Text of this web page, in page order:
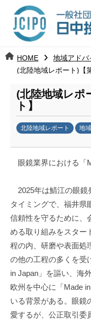
ツ 日
中
投
資
促
進
機
構
j
HOME 地域アドバ
(北陸地域レポート)【
(北陸地域レポ
ト】
北陸地域レポート 地
日
投
資
促
構
(
j
c
i
p
眼鏡業界における「
2025年は鯖江の眼鏡
タイミングで、福井県
信頼性を守るために、
める取り組みをスター
程の内、研磨や表面処
の他の工程の多くを受
in Japan」を謳い、海
欧州を中心に「Made
いる背景がある。眼鏡
愛するが、公正取引委
日
中
資
進
機
構